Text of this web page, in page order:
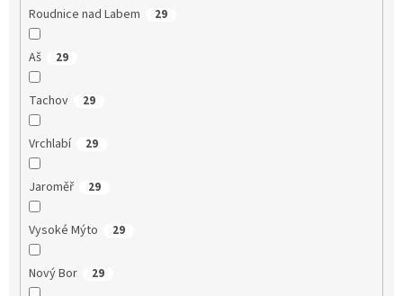
Roudnice nad Labem 29
Aš 29
Tachov 29
Vrchlabí 29
Jaroměř 29
Vysoké Mýto 29
Nový Bor 29